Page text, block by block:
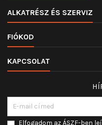
ALKATRÉSZ ÉS SZERVIZ
FIÓKOD
KAPCSOLAT
Elfogadom az ÁSZF-ben